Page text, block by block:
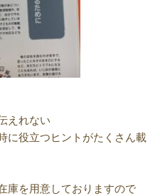
えれない
に役立つヒントがたくさん載
庫を用意しておりますので